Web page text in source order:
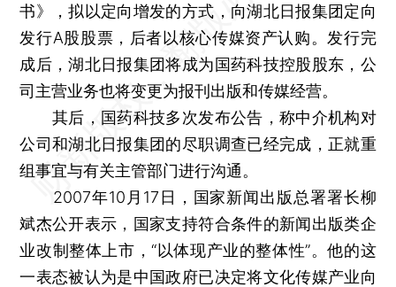
书》，拟以定向增发的方式，向湖北日报集团定向
发行A股股票，后者以核心传媒资产认购。发行完
成后，湖北日报集团将成为国药科技控股股东，公
司主营业务也将变更为报刊出版和传媒经营。
其后，国药科技多次发布公告，称中介机构对
公司和湖北日报集团的尽职调查已经完成，正就重
组事宜与有关主管部门进行沟通。
2007年10月17日，国家新闻出版总署署长柳
斌杰公开表示，国家支持符合条件的新闻出版类企
业改制整体上市，“以体现产业的整体性”。他的这
一表态被认为是中国政府已决定将文化传媒产业向